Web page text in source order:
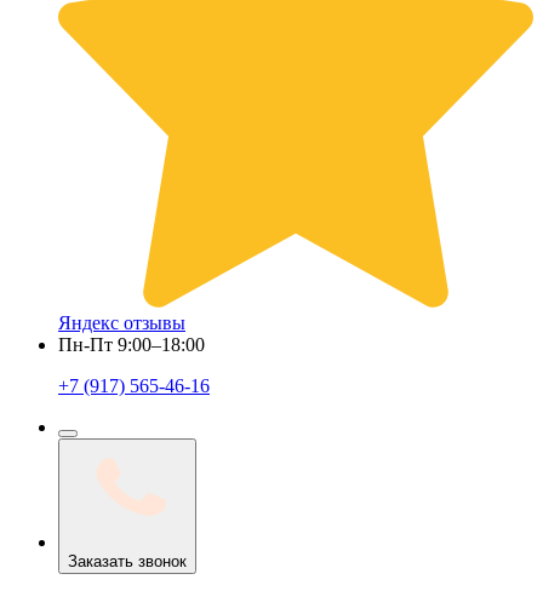
Яндекс отзывы
Пн-Пт 9:00–18:00
+7 (917) 565-46-16
Заказать звонок